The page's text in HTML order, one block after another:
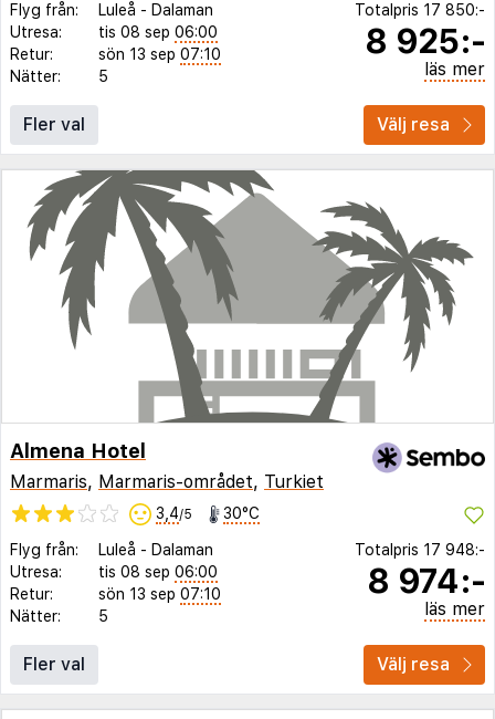
Flyg från: Luleå - Dalaman
Utresa:
tis 08 sep 06:00
Retur:
sön 13 sep 07:10
Nätter:
5
Totalpris 17 850:-
8 925:-
läs mer
Fler val Välj resa
Almena Hotel
Marmaris, Marmaris-området, Turkiet
3,4/5 30°C
Flyg från: Luleå - Dalaman
Utresa:
tis 08 sep 06:00
Retur:
sön 13 sep 07:10
Nätter:
5
Totalpris 17 948:-
8 974:-
läs mer
Fler val Välj resa